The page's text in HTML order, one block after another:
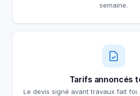
semaine.
Tarifs annoncés
Le devis signé avant travaux fait